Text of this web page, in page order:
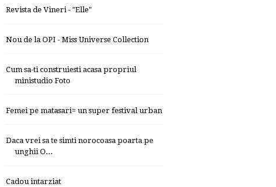
Revista de Vineri - "Elle"
Nou de la OPI - Miss Universe Collection
Cum sa-ti construiesti acasa propriul
ministudio Foto
Femei pe matasari= un super festival urban
Daca vrei sa te simti norocoasa poarta pe
unghii O...
Cadou intarziat